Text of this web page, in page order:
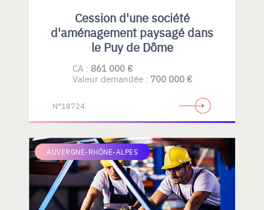
Cession d'une société
d'aménagement paysagé dans
le Puy de Dôme
CA : 861 000 €
Valeur demandée : 700 000 €
N°18724
AUVERGNE-RHÔNE-ALPES